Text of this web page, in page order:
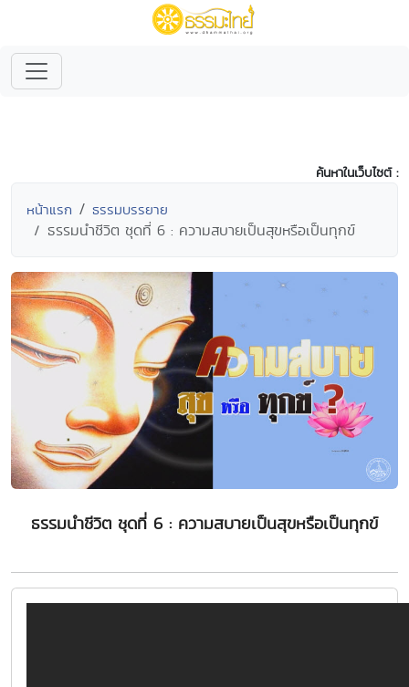
ค้นหาในเว็บไซต์ :
หน้าแรก ธรรมบรรยาย
ธรรมนำชีวิต ชุดที่ 6 : ความสบายเป็นสุขหรือเป็นทุกข์
ธรรมนำชีวิต ชุดที่ 6 : ความสบายเป็นสุขหรือเป็นทุกข์